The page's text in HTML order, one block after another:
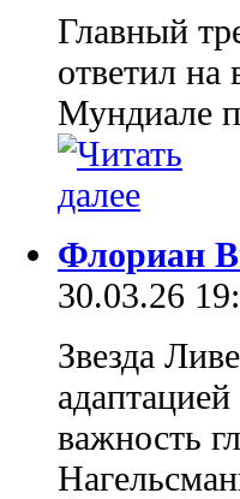
Главный
ответил на
Мундиале
Флориан
30.03.26
Звезда
важность